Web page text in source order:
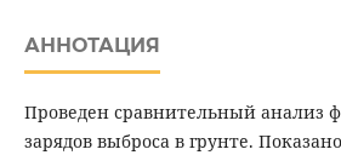
АННОТАЦИЯ
Проведен сравнительный анализ
зарядов выброса в грунте.